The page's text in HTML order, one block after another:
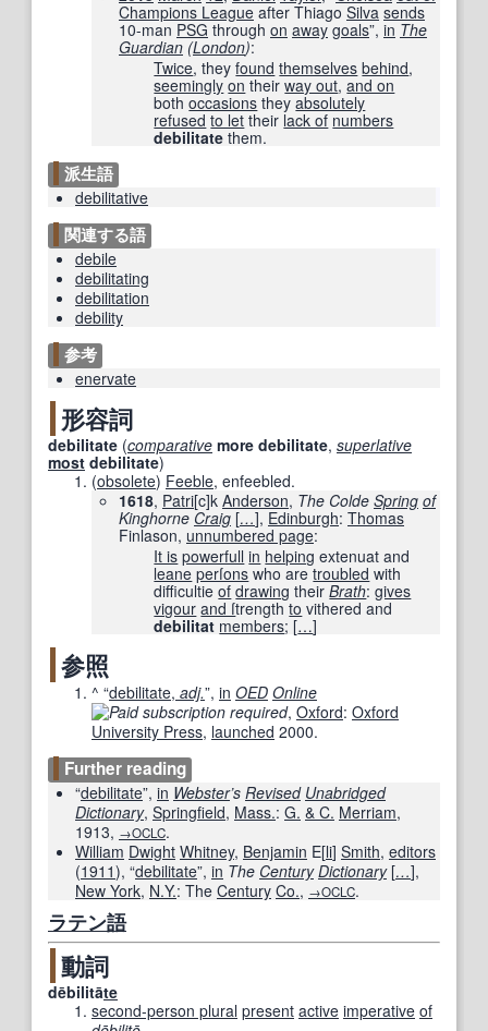
Champions League after Thiago Silva sends
10-man PSG through on away goals”, in The
Guardian (London)‎:
Twice, theyfound themselves behind,
seemingly on theirway out,and on
bothoccasions theyabsolutely
refused to let their lack of numbers
debilitate them.
派生語
debilitative
関連する語
debile
debilitating
debilitation
debility
参考
enervate
形容詞
debilitate (comparative more debilitate, superlative
most debilitate)
(obsolete) Feeble, enfeebled.
1618, Patri[c]k Anderson, The Colde Spring of
Kinghorne Craig […], Edinburgh: Thomas
Finlason, unnumbered page:
It is powerfull in helping extenuat and
leane perſons who aretroubled with
difficultieof drawing theirBrath:gives
vigour and ſtrengthto vithered and
debilitat members; […]
参照
^ “debilitate, adj.”, in OED Online
, Oxford: Oxford
University Press, launched 2000.
Further reading
“debilitate”, in Webster’s Revised Unabridged
Dictionary, Springfield, Mass.: G. & C. Merriam,
1913, →OCLC.
William Dwight Whitney, Benjamin E[li] Smith, editors
(1911), “debilitate”, in The Century Dictionary […],
New York, N.Y.: The Century Co., →OCLC.
ラテン語
動詞
dēbilitāte
second-person plural present active imperative of